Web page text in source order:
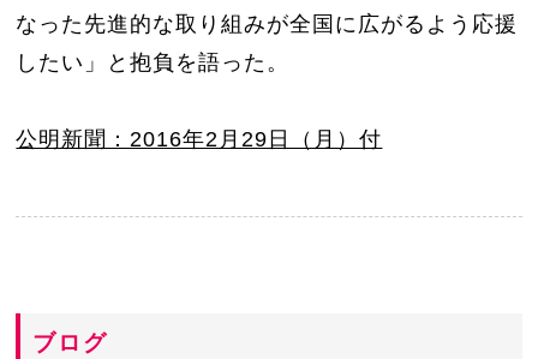
なった先進的な取り組みが全国に広がるよう応援
したい」と抱負を語った。
公明新聞：2016年2月29日（月）付
ブログ